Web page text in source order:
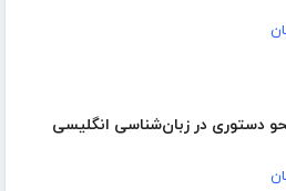
دستوری در زبان‌شناسی انگلیسی